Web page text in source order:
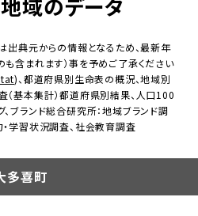
域のデータ
出典元からの情報となるため、最新年
含まれます）事を予めご了承ください
)、都道府県別生命表の概況、地域別
基本集計）都道府県別結果、人口100
ブランド総合研究所：地域ブランド調
学習状況調査、社会教育調査
多喜町